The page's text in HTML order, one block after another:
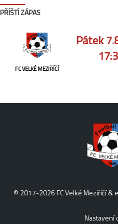
PŘÍŠTÍ ZÁPAS
FC VELKÉ MEZIŘÍČÍ
Pátek
© 2017-2026 FC Velké Meziříčí &
Nastavení